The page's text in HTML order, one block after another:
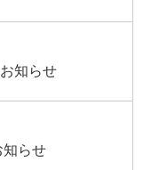
知らせ
知らせ